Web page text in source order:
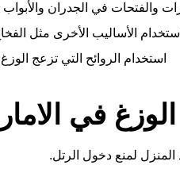
والفتحات في الجدران
استخدام الأساليب الأخرى مثل
استخدام الروائح التي تزعج
في
لمنع دخول الرتل.